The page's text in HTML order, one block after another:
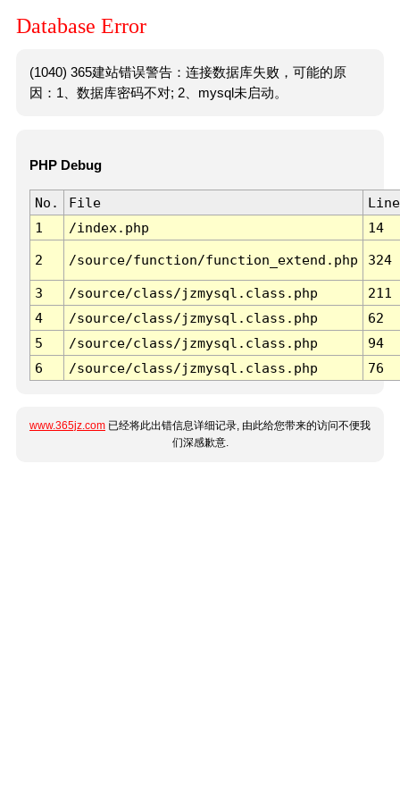
Database Error
(1040) 365建站错误警告：连接数据库失败，可能的原
因：1、数据库密码不对; 2、mysql未启动。
PHP Debug
No. File
Line
1
/index.php 14
2 /source/function/function_extend.php 324
3 /source/class/jzmysql.class.php
211
4
/source/class/jzmysql.class.php
62
5
/source/class/jzmysql.class.php
94
6
/source/class/jzmysql.class.php 76
www.365jz.com 已经将此出错信息详细记录, 由此给您带来的访问不便我
们深感歉意.